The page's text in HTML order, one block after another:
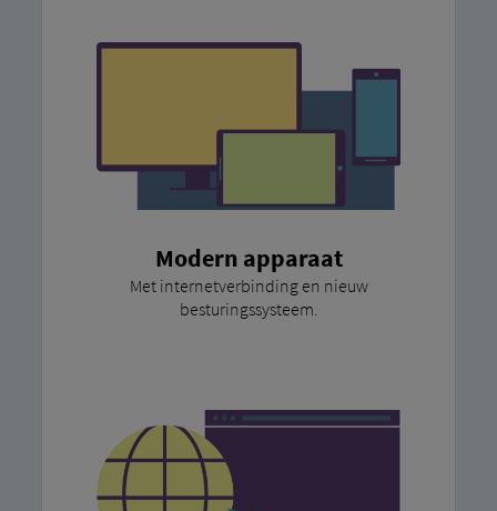
Modern apparaat
Met internetverbinding en nieuw
besturingssysteem.